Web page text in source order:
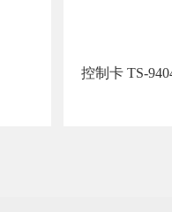
控制卡 TS-